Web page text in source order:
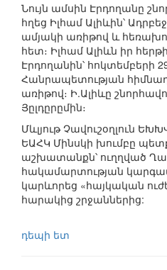
Նույն ամսին Էրդողանը
հղեց Իլհամ Ալիևին՝
ամյակի առիթով և
հետ։ Իլհամ Ալիևն իր
Էրդողանին՝ հոկտեմբերի
Հանրապետության
առիթով։ Ի.Ալիևը
Յըլդըրըմին։
Մևլյութ Չավուշօղլուն
ԵԱՀԿ Մինսկի խումբը
աշխատանքն՝ ուղղված
հակամարտության
կարևորեց «հայկական
հարակից շրջաններից:
դեպի ետ